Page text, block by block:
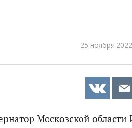
25 ноября
Московской области